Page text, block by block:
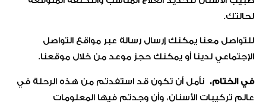
لحالتك.
للتواصل معنا يمكنك إرسال رسالة عبر مواقع التواصل
الإجتماعي لدينا أو يمكنك حجز موعد من خلال موقعنا.
في الختام، نأمل أن تكون قد استفدتم من هذه الرحلة في
عالم تركيبات الأسنان، وأن وجدتم فيها المعلومات